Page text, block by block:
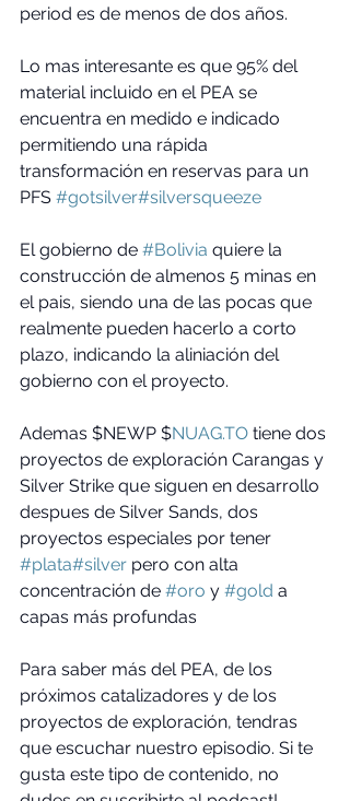
period es de menos de dos años.
Lo mas interesante es que 95% del
material incluido en el PEA se
encuentra en medido e indicado
permitiendo una rápida
transformación en reservas para un
PFS #gotsilver#silversqueeze
El gobierno de #Bolivia quiere la
construcción de almenos 5 minas en
el pais, siendo una de las pocas que
realmente pueden hacerlo a corto
plazo, indicando la aliniación del
gobierno con el proyecto.
Ademas $NEWP $NUAG.TO tiene dos
proyectos de exploración Carangas y
Silver Strike que siguen en desarrollo
despues de Silver Sands, dos
proyectos especiales por tener
#plata#silver pero con alta
concentración de #oro y #gold a
capas más profundas
Para saber más del PEA, de los
próximos catalizadores y de los
proyectos de exploración, tendras
que escuchar nuestro episodio. Si te
gusta este tipo de contenido, no